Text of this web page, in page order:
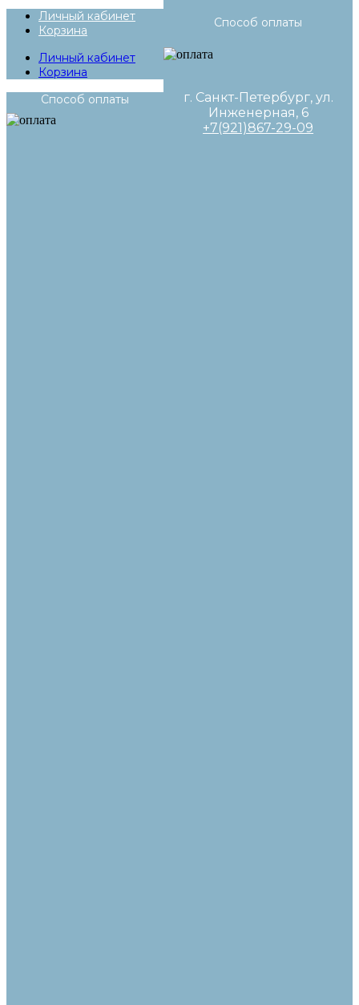
Личный кабинет
Корзина
Личный кабинет
Корзина
Способ оплаты
Способ оплаты
г. Санкт-Петербург, ул.
Инженерная, 6
+7(921)867-29-09